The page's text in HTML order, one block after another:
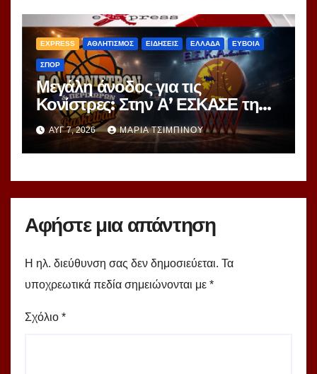
EXPRESS ΑΘΛΗΤΙΣΜΟΣ ΕΙΔΗΣΕΙΣ ΕΛΛΑΔΑ ΕΥΒΟΙΑ
ΣΠΟΡ
Μεγάλη άνοδος για τις
Κονίστρες: Στην Α’ ΕΣΚΑΣΕ τη
νέα σεζόν – Αυτές είναι οι 12
ομάδες!
ΑΥΓ 7, 2026 ΜΑΡΊΑ ΤΣΙΜΠΙΝΟΎ
Αφήστε μια απάντηση
Η ηλ. διεύθυνση σας δεν δημοσιεύεται. Τα
υποχρεωτικά πεδία σημειώνονται με *
Σχόλιο *